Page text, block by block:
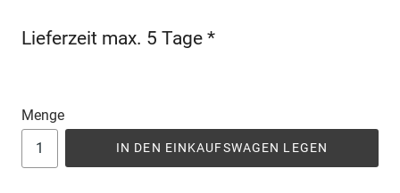
Lieferzeit max. 5 Tage *
Menge
IN DEN EINKAUFSWAGEN LEGEN